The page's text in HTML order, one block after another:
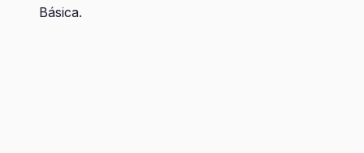
Básica.